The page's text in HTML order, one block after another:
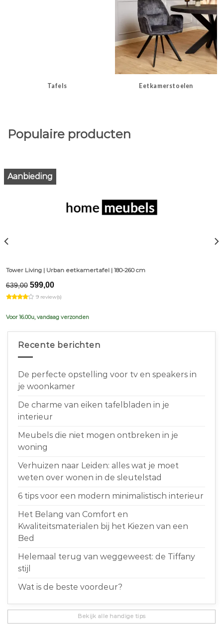
Tafels Eetkamerstoelen
Populaire producten
Aanbieding
Tower Living | Urban eetkamertafel | 180-260 cm
639,00 Original
price
was:
599,00Current
is:
9 review(s)
Voor 16.00u, vandaag verzonden
Recente berichten
De perfecte opstelling voor tv en speakers in
je woonkamer
De charme van eiken tafelbladen in je
interieur
Meubels die niet mogen ontbreken in je
woning
Verhuizen naar Leiden: alles wat je moet
weten over wonen in de sleutelstad
6 tips voor een modern minimalistisch interieur
Het Belang van Comfort en
Kwaliteitsmaterialen bij het Kiezen van een
Bed
Helemaal terug van weggeweest: de Tiffany
stijl
Wat is de beste voordeur?
Bekijk alle handige tips